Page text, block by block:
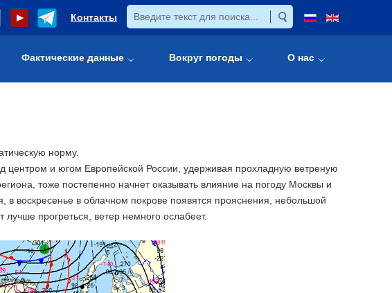
Контакты
Фактические данные Вокруг погоды О нас
норму.
центром и югом Европейской России, удерживая прохладную ветреную
тоже постепенно начнет оказывать влияние на погоду Москвы и
воскресенье в облачном покрове появятся прояснения, небольшой
прогреться, ветер немного ослабеет.